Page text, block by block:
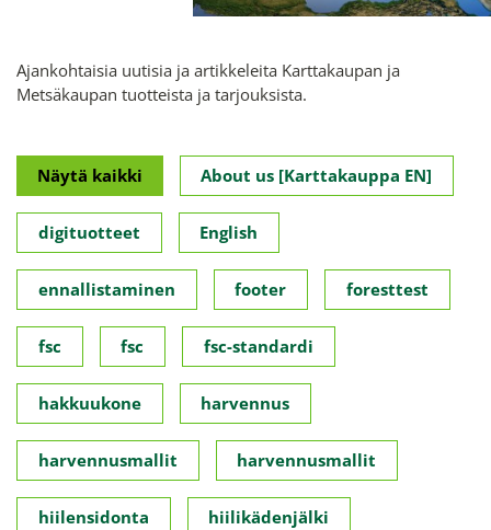
Ajankohtaisia uutisia ja artikkeleita Karttakaupan ja
Metsäkaupan tuotteista ja tarjouksista.
Näytä kaikki About us [Karttakauppa EN]
digituotteet English
ennallistaminen footer foresttest
fsc fsc fsc-standardi
hakkuukone harvennus
harvennusmallit harvennusmallit
hiilensidonta hiilikädenjälki